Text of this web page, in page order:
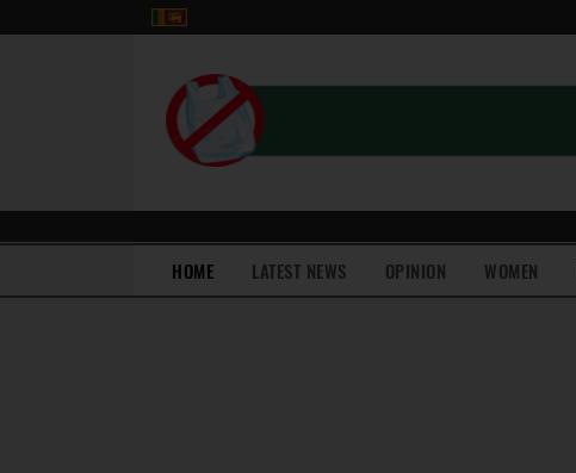
HOME(current)LATEST NEWS OPINION WOMEN